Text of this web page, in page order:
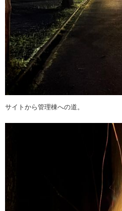
サイトから管理棟への道。